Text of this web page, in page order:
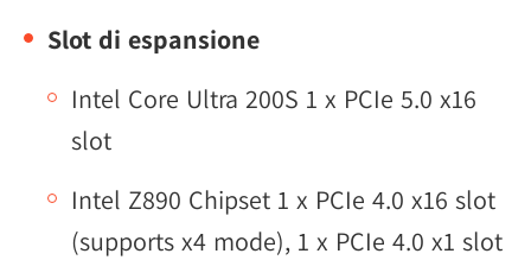
Slot di espansione
Intel Core Ultra 200S 1 x PCIe 5.0 x16
slot
Intel Z890 Chipset 1 x PCIe 4.0 x16 slot
(supports x4 mode), 1 x PCIe 4.0 x1 slot